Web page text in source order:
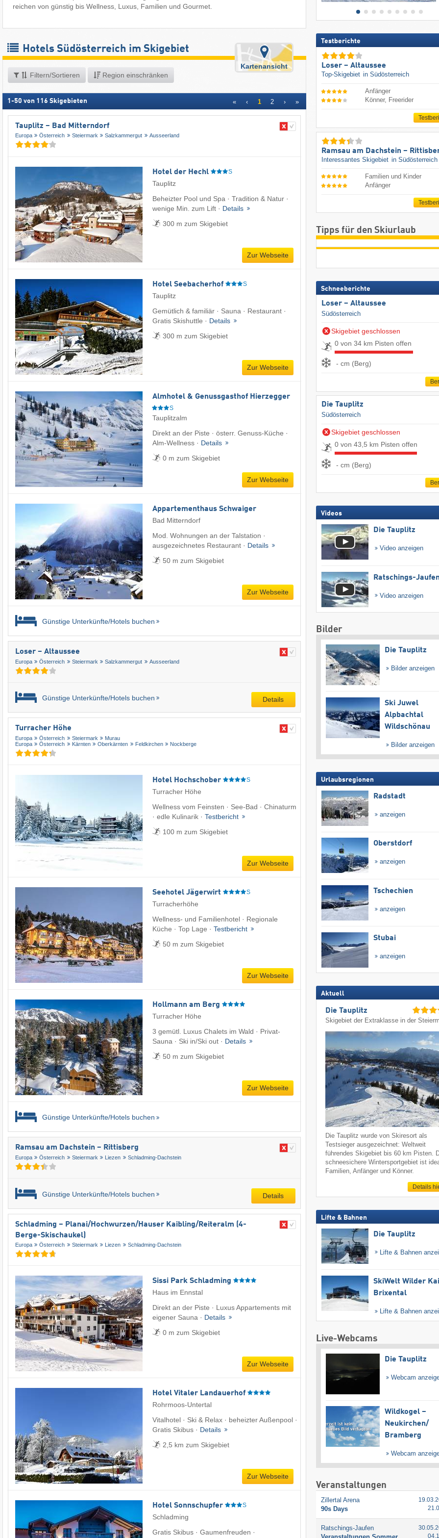
reichen von günstig bis Wellness, Luxus, Familien und Gourmet.
Hotels Südösterreich im Skigebiet
Filtern/Sortieren Region einschränken
Kartenansicht
1 -50 von 116 Skigebieten « ‹ 1 2 › »
Tauplitz – Bad Mitterndorf
Europa Österreich Steiermark Salzkammergut Ausseerland
Hotel der Hechl S
Tauplitz
Beheizter Pool und Spa · Tradition & Natur ·
wenige Min. zum Lift · Details
300 m zum Skigebiet
Zur Webseite
Hotel Seebacherhof S
Tauplitz
Gemütlich & familiär · Sauna · Restaurant ·
Gratis Skishuttle · Details
300 m zum Skigebiet
Zur Webseite
Almhotel & Genussgasthof Hierzegger
S
Tauplitzalm
Direkt an der Piste · österr. Genuss-Küche ·
Alm-Wellness · Details
0 m zum Skigebiet
Zur Webseite
Appartementhaus Schwaiger
Bad Mitterndorf
Mod. Wohnungen an der Talstation ·
ausgezeichnetes Restaurant · Details
50 m zum Skigebiet
Zur Webseite
Günstige Unterkünfte/Hotels buchen
Loser – Altaussee
Europa Österreich Steiermark Salzkammergut Ausseerland
Günstige Unterkünfte/Hotels buchen Details
Turracher Höhe
Europa Österreich Steiermark
Murau
Europa
Österreich Kärnten Oberkärnten Feldkirchen Nockberge
Hotel Hochschober S
Turracher Höhe
Wellness vom Feinsten · See-Bad · Chinaturm
· edle Kulinarik · Testbericht
100 m zum Skigebiet
Zur Webseite
Seehotel Jägerwirt S
Turracherhöhe
Wellness- und Familienhotel · Regionale
Küche · Top Lage · Testbericht
50 m zum Skigebiet
Zur Webseite
Hollmann am Berg
Turracher Höhe
3 gemütl. Luxus Chalets im Wald · Privat-
Sauna · Ski in/Ski out · Details
50 m zum Skigebiet
Zur Webseite
Günstige Unterkünfte/Hotels buchen
Ramsau am Dachstein – Rittisberg
Europa Österreich Steiermark Liezen Schladming-Dachstein
Günstige Unterkünfte/Hotels buchen Details
Schladming – Planai/​Hochwurzen/​Hauser Kaibling/​Reiteralm (4-
Berge-Skischaukel)
Europa Österreich Steiermark Liezen Schladming-Dachstein
Sissi Park Schladming
Haus im Ennstal
Direkt an der Piste · Luxus Appartements mit
eigener Sauna · Details
0 m zum Skigebiet
Zur Webseite
Hotel Vitaler Landauerhof
Rohrmoos-Untertal
Vitalhotel · Ski & Relax · beheizter Außenpool ·
Gratis Skibus · Details
2,5 km zum Skigebiet
Zur Webseite
Hotel Sonnschupfer S
Schladming
Gratis Skibus · Gaumenfreuden ·
Testberichte
Loser – Altaussee
Top-Skigebiet in Südösterreich
Anfänger
Könner, Freerider
Ramsau am Dachstein –
Interessantes Skigebiet in Südösterreich
Familien und Kinder
Anfänger
Tipps für den Skiurlaub
Schneeberichte
Loser – Altaussee
Südösterreich
Skigebiet geschlossen
0 von 34 km Pisten offen
- cm (Berg)
Die Tauplitz
Südösterreich
Skigebiet geschlossen
0 von 43,5 km Pisten offen
- cm (Berg)
Videos
Die Tauplitz
Video anzeigen
Ratschings-
Video anzeigen
Bilder
Die Tauplitz
Bilder anzeigen
Ski Juwel
Alpbachtal
Wildschönau
Bilder anzeigen
Urlaubsregionen
Radstadt
anzeigen
Oberstdorf
anzeigen
Tschechien
anzeigen
Stubai
anzeigen
Aktuell
Die Tauplitz
Skigebiet der Extraklasse in der
Die Tauplitz wurde von Skiresort als
Testsieger ausgezeichnet: Weltweit
führendes Skigebiet bis 60 km Pisten.
schneesichere Wintersportgebiet ist
Familien, Anfänger und Könner.
Details
Lifte & Bahnen
Die Tauplitz
Lifte & Bahnen
SkiWelt Wilder
Brixental
Lifte & Bahnen
Live-Webcams
Die Tauplitz
Webcam
Wildkogel –
Neukirchen/​
Bramberg
Webcam
Veranstaltungen
Zillertal Arena
90s Days
Ratschings-Jaufen